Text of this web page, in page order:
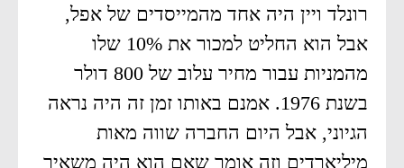
רונלד ויין היה אחד מהמייסדים של אפל,
אבל הוא החליט למכור את 10% שלו
מהמניות עבור מחיר עלוב של 800 דולר
בשנת 1976. אמנם באותו זמן זה היה נראה
הגיוני, אבל היום החברה שווה מאות
מיליארדים וזה אומר שאם הוא היה משאיר